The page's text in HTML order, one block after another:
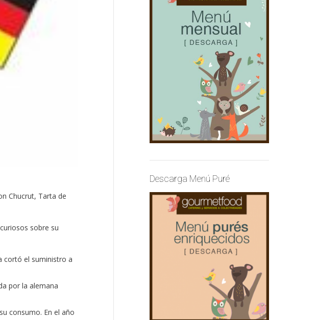
Chucrut, Tarta de
sobre su
cortó el suministro a
por la alemana
consumo. En el año
Descarga Menú Puré